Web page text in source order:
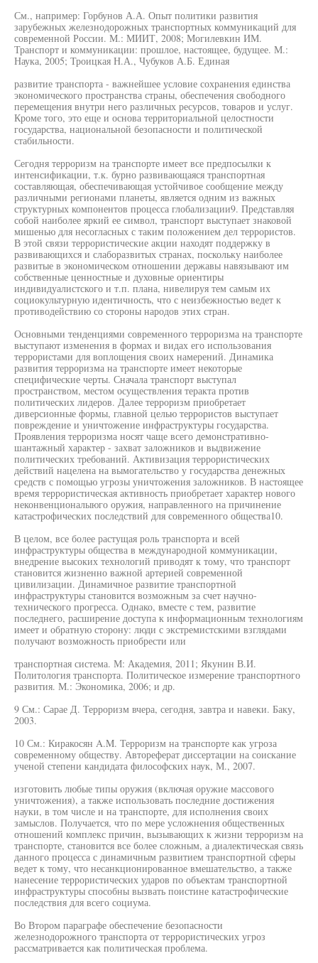
См., например: Горбунов А.А. Опыт политики развития
зарубежных железнодорожных транспортных коммуникаций для
современной России. М.: МИИТ, 2008; Могилевкин ИМ.
Транспорт и коммуникации: прошлое, настоящее, будущее. М.:
Наука, 2005; Троицкая Н.А., Чубуков А.Б. Единая
развитие транспорта - важнейшее условие сохранения единства
экономического пространства страны, обеспечения свободного
перемещения внутри него различных ресурсов, товаров и услуг.
Кроме того, это еще и основа территориальной целостности
государства, национальной безопасности и политической
стабильности.
Сегодня терроризм на транспорте имеет все предпосылки к
интенсификации, т.к. бурно развивающаяся транспортная
составляющая, обеспечивающая устойчивое сообщение между
различными регионами планеты, является одним из важных
структурных компонентов процесса глобализации9. Представляя
собой наиболее яркий ее символ, транспорт выступает знаковой
мишенью для несогласных с таким положением дел террористов.
В этой связи террористические акции находят поддержку в
развивающихся и слаборазвитых странах, поскольку наиболее
развитые в экономическом отношении державы навязывают им
собственные ценностные и духовные ориентиры
индивидуалистского и т.п. плана, нивелируя тем самым их
социокультурную идентичность, что с неизбежностью ведет к
противодействию со стороны народов этих стран.
Основными тенденциями современного терроризма на транспорте
выступают изменения в формах и видах его использования
террористами для воплощения своих намерений. Динамика
развития терроризма на транспорте имеет некоторые
специфические черты. Сначала транспорт выступал
пространством, местом осуществления теракта против
политических лидеров. Далее терроризм приобретает
диверсионные формы, главной целью террористов выступает
повреждение и уничтожение инфраструктуры государства.
Проявления терроризма носят чаще всего демонстративно-
шантажный характер - захват заложников и выдвижение
политических требований. Активизация террористических
действий нацелена на вымогательство у государства денежных
средств с помощью угрозы уничтожения заложников. В настоящее
время террористическая активность приобретает характер нового
неконвенционалыюго оружия, направленного на причинение
катастрофических последствий для современного общества10.
В целом, все более растущая роль транспорта и всей
инфраструктуры общества в международной коммуникации,
внедрение высоких технологий приводят к тому, что транспорт
становится жизненно важной артерией современной
цивилизации. Динамичное развитие транспортной
инфраструктуры становится возможным за счет научно-
технического прогресса. Однако, вместе с тем, развитие
последнего, расширение доступа к информационным технологиям
имеет и обратную сторону: люди с экстремистскими взглядами
получают возможность приобрести или
транспортная система. М: Академия, 2011; Якунин В.И.
Политология транспорта. Политическое измерение транспортного
развития. М.: Экономика, 2006; и др.
9 См.: Сарае Д. Терроризм вчера, сегодня, завтра и навеки. Баку,
2003.
10 См.: Киракосян A.M. Терроризм на транспорте как угроза
современному обществу. Автореферат диссертации на соискание
ученой степени кандидата философских наук, М., 2007.
изготовить любые типы оружия (включая оружие массового
уничтожения), а также использовать последние достижения
науки, в том числе и на транспорте, для исполнения своих
замыслов. Получается, что по мере усложнения общественных
отношений комплекс причин, вызывающих к жизни терроризм на
транспорте, становится все более сложным, а диалектическая связь
данного процесса с динамичным развитием транспортной сферы
ведет к тому, что несанкционированное вмешательство, а также
нанесение террористических ударов по объектам транспортной
инфраструктуры способны вызвать поистине катастрофические
последствия для всего социума.
Во Втором параграфе обеспечение безопасности
железнодорожного транспорта от террористических угроз
рассматривается как политическая проблема.